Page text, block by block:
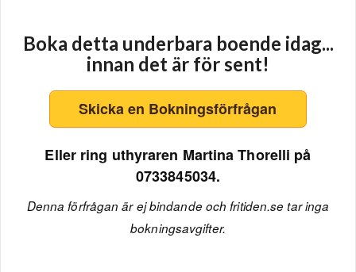
Boka detta underbara boende idag...
innan det är för sent!
Skicka en Bokningsförfrågan
Eller ring uthyraren Martina Thorelli på
0733845034.
Denna förfrågan är ej bindande och fritiden.se tar inga
bokningsavgifter.